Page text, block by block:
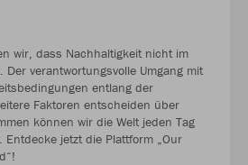
wir, dass Nachhaltigkeit nicht im
verantwortungsvolle Umgang mit
entlang der
Faktoren entscheiden über
können wir die Welt jeden Tag
Entdecke jetzt die Plattform „Our